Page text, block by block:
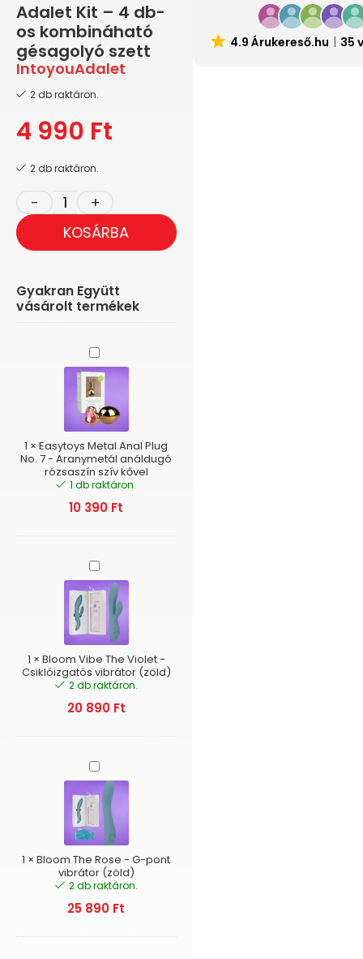
Adalet Kit – 4 db-
os kombináható
gésagolyó szett
IntoyouAdalet
2 db raktáron.
4 990 Ft
2 db raktáron.
KOSÁRBA
Gyakran Együtt
vásárolt termékek
Easytoys
Metal
Anal
Plug
No.
7
-
Aranymetál
análdugó
rózsaszín
szív
1 ×Easytoys Metal Anal Plug
No. 7 - Aranymetál análdugó
rózsaszín szív kővel
1 db raktáron.
10 390 Ft
Bloom
Vibe
The
Violet
Csiklóizgatós
vibrátor
(zöld)
1 × Bloom Vibe The Violet -
Csiklóizgatós vibrátor (zöld)
2 db raktáron.
20 890 Ft
Bloom
The
Rose
-
G-
pont
vibrátor
(zöld)
1 ×Bloom The Rose - G-pont
vibrátor (zöld)
2 db raktáron.
25 890 Ft
4.9 Árukereső.hu 35